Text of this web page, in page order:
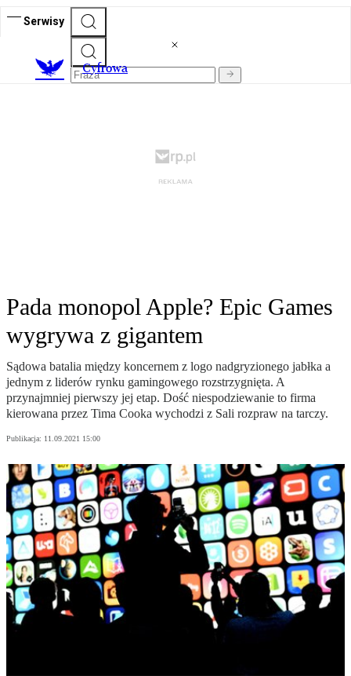
Serwisy
Cyfrowa
Pada monopol Apple? Epic Games
wygrywa z gigantem
Sądowa batalia między koncernem z logo nadgryzionego jabłka a
jednym z liderów rynku gamingowego rozstrzygnięta. A
przynajmniej pierwszy jej etap. Dość niespodziewanie to firma
kierowana przez Tima Cooka wychodzi z Sali rozpraw na tarczy.
Publikacja: 11.09.2021 15:00